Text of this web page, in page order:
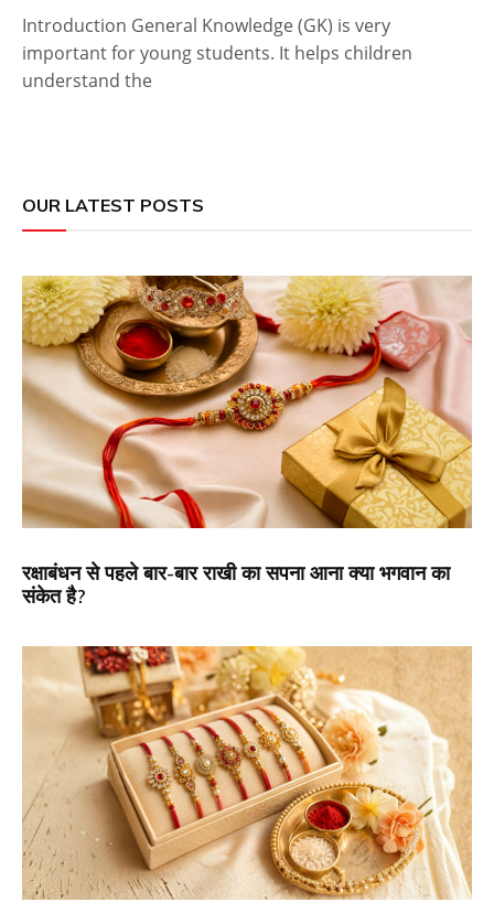
Introduction General Knowledge (GK) is very
important for young students. It helps children
understand the
OUR LATEST POSTS
रक्षाबंधन से पहले बार-बार राखी का सपना आना क्या भगवान का
संकेत है?